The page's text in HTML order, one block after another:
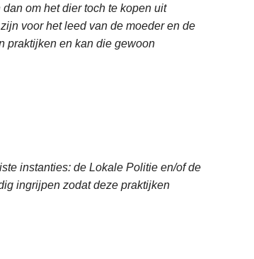
om het dier toch te kopen uit
voor het leed van de moeder en de
praktijken en kan die gewoon
instanties: de Lokale Politie en/of de
ingrijpen zodat deze praktijken